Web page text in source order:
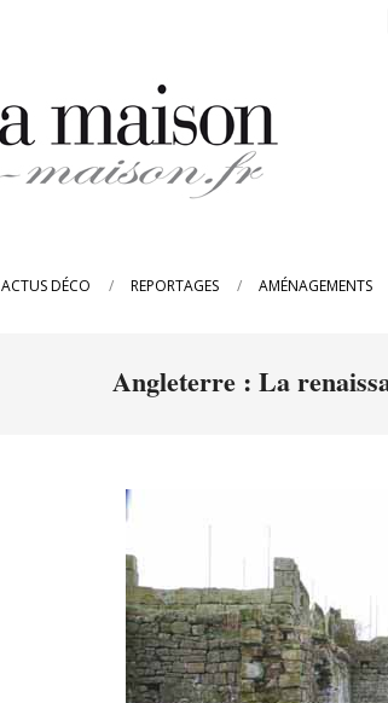
ACTUS DÉCO REPORTAGES AMÉNAGEMENTS
Angleterre : La